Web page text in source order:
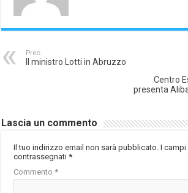
Prec.
Il ministro Lotti in Abruzzo
Centro
presenta
Lascia un commento
Il tuo indirizzo email non sarà pubblicato. I
contrassegnati*
Commento*